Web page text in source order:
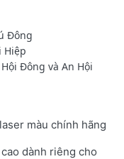
Đông
Hiệp
Đông và An Hội
màu chính hãng
dành riêng cho